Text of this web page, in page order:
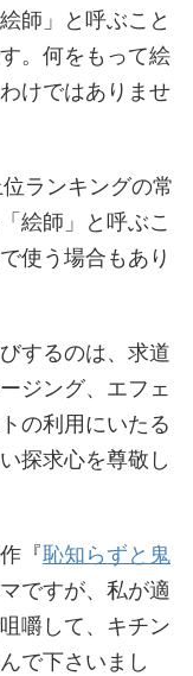
師」と呼ぶこと
。何をもって絵
けではありませ
ランキングの常
絵師」と呼ぶこ
使う場合もあり
するのは、求道
ジング、エフェ
の利用にいたる
探求心を尊敬し
『恥知らずと鬼
ですが、私が適
嚼して、キチン
で下さいまし